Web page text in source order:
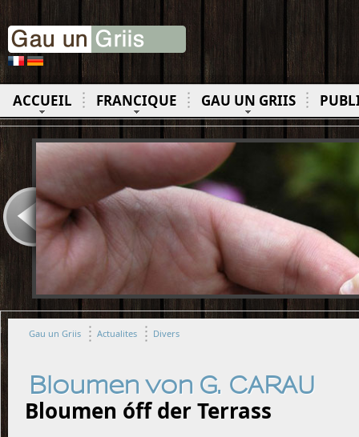
ACCUEIL FRANCIQUE GAU UN GRIIS
Gau un Griis Actualites Divers
Bloumen von G. CARAU
Bloumen óff der Terrass